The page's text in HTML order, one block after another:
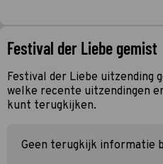
Festival der Liebe gemist
Festival der Liebe uitzending
welke recente uitzendingen
kunt terugkijken.
Geen terugkijk informatie